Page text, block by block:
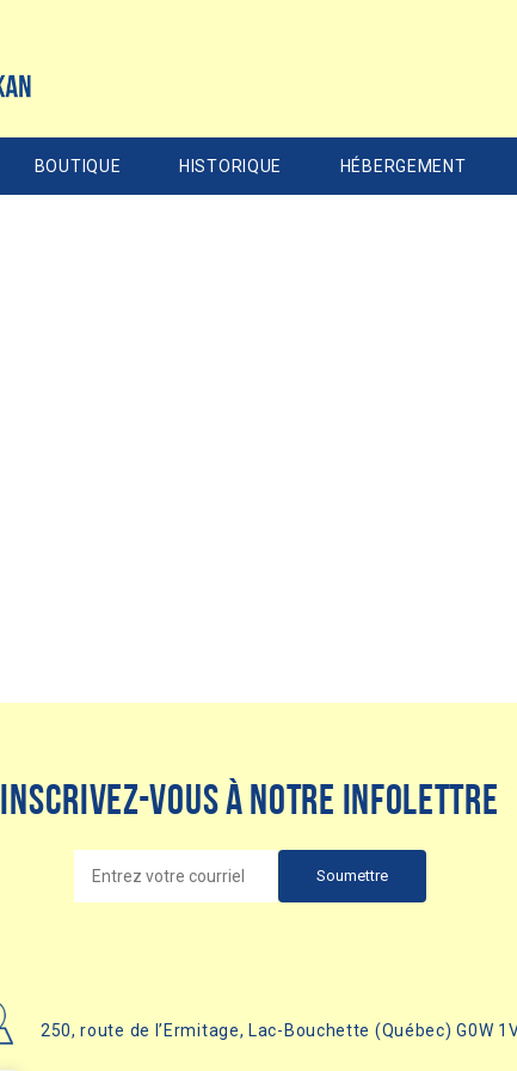
BOUTIQUE HISTORIQUE HÉBERGEMENT
Inscrivez-vous à notre infolettre
250, route de l’Ermitage, Lac-Bouchette (Québec) G0W